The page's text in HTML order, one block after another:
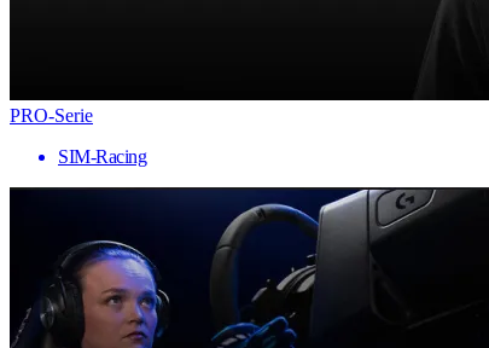
PRO-Serie
SIM-Racing